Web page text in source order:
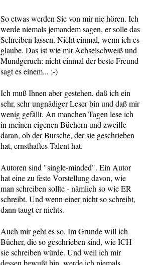
So etwas werden Sie von mir nie hören. Ich
werde niemals jemandem sagen, er solle das
Schreiben lassen. Nicht einmal, wenn ich es
glaube. Das ist wie mit Achselschweiß und
Mundgeruch: nicht einmal der beste Freund
sagt es einem... ;-)
Ich muß Ihnen aber gestehen, daß ich ein
sehr, sehr ungnädiger Leser bin und daß mir
wenig gefällt. An manchen Tagen lese ich
in meinen eigenen Büchern und zweifle
daran, ob der Bursche, der sie geschrieben
hat, ernsthaftes Talent hat.
Autoren sind "single-minded". Ein Autor
hat eine zu feste Vorstellung davon, wie
man schreiben sollte - nämlich so wie ER
schreibt. Und wenn einer nicht so schreibt,
dann taugt er nichts.
Auch mir geht es so. Im Grunde will ich
Bücher, die so geschrieben sind, wie ICH
sie schreiben würde. Und weil ich mir
dessen bewußt bin, werde ich niemals